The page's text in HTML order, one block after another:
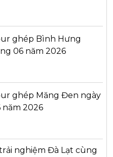
ghép Bình Hưng
06 năm 2026
ghép Măng Đen ngày
năm 2026
nghiệm Đà Lạt cùng